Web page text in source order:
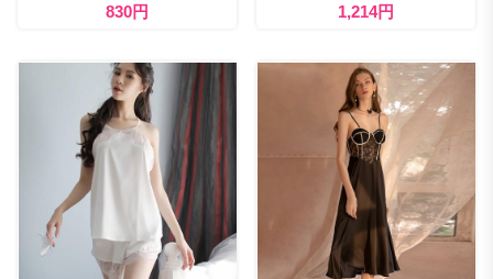
830円 1,214円